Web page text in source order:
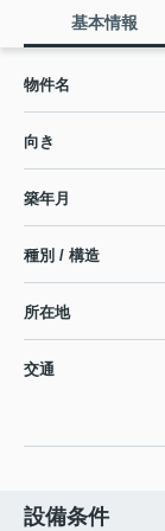
基本情報
物件名
向き
築年月
種別 / 構造
所在地
交通
設備条件